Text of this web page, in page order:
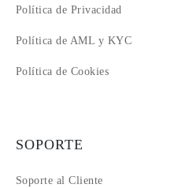
Política de Privacidad
Política de AML y KYC
Política de Cookies
SOPORTE
Soporte al Cliente